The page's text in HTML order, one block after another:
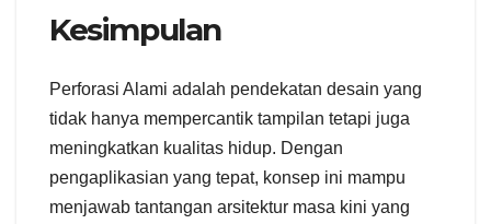
Kesimpulan
Perforasi Alami adalah pendekatan desain yang
tidak hanya mempercantik tampilan tetapi juga
meningkatkan kualitas hidup. Dengan
pengaplikasian yang tepat, konsep ini mampu
menjawab tantangan arsitektur masa kini yang